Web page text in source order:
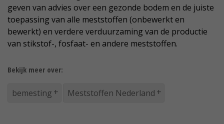
geven van advies over een gezonde bodem en de juiste
toepassing van alle meststoffen (onbewerkt en
bewerkt) en verdere verduurzaming van de productie
van stikstof-, fosfaat- en andere meststoffen.
Bekijk meer over:
bemesting Meststoffen Nederland